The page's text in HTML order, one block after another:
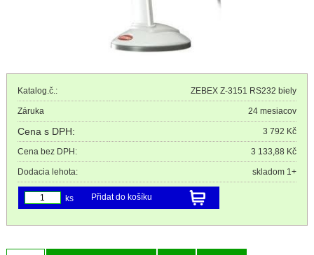
Katalog.č.: ZEBEX Z-3151 RS232 biely
Záruka 24 mesiacov
Cena s DPH: 3 792 Kč
Cena bez DPH: 3 133,88 Kč
Dodacia lehota: skladom 1+
Přidat do košíku
ks